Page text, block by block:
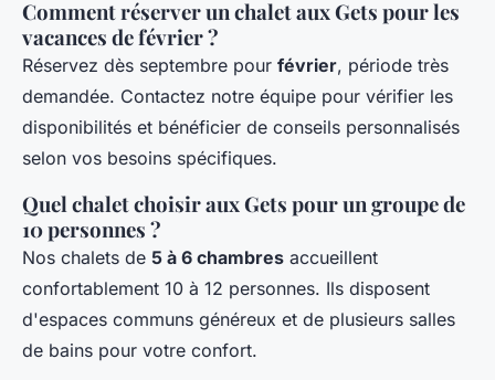
Comment réserver un chalet aux Gets pour les
vacances de février ?
Réservez dès septembre pour février, période très
demandée. Contactez notre équipe pour vérifier les
disponibilités et bénéficier de conseils personnalisés
selon vos besoins spécifiques.
Quel chalet choisir aux Gets pour un groupe de
10 personnes ?
Nos chalets de 5 à 6 chambres accueillent
confortablement 10 à 12 personnes. Ils disposent
d'espaces communs généreux et de plusieurs salles
de bains pour votre confort.